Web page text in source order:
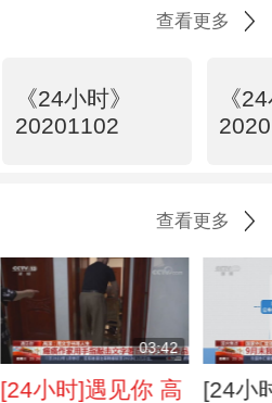
查看更多
《24小时》
20201102
《
查看更多
03:42
[24小时]遇见你 高
[24小